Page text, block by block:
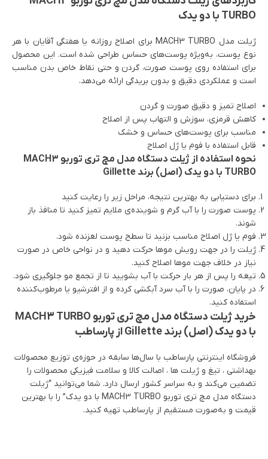
TURBO با دو یدک
ژیلت مدل MACH3 TURBO برای اصلاح روزانه یا هفتگی آقایان با هر
نوع پوست، به‌ویژه پوست‌های حساس طراحی شده است. این محصول
برای استفاده روی پوست صورت، گردن و حتی نقاط خاص بدن مناسب
است و عملکردی دقیق و بدون بریدگی ارائه می‌دهد.
اصلاح تمیز و دقیق صورت و گردن
کاهش قرمزی، سوزش و التهاب پس از اصلاح
مناسب برای پوست‌های حساس و خشک
قابل استفاده با فوم یا ژل اصلاح
نحوه استفاده از ژیلت دستگاه مدل مچ تری توربو MACH3
TURBO با دو یدک (اصل) برند Gillette
برای دستیابی به بهترین نتیجه، مراحل زیر را رعایت کنید
پوست صورت را با آب گرم و شوینده‌ی ملایم تمیز کنید تا منافذ باز
شوند.
فوم یا ژل اصلاح مناسب بزنید تا سطح پوست لغزنده شود.
ژیلت را در جهت رویش موها حرکت دهید و در نواحی خاص در صورت
نیاز در خلاف جهت موها اصلاح کنید.
تیغه را پس از هر بار حرکت با آب بشویید تا از تجمع مو جلوگیری شود.
در پایان، صورت را با آب سرد آبکشی کرده و از افترشیو یا مرطوب‌کننده
استفاده کنید.
خرید ژیلت دستگاه مدل مچ تری توربو MACH3 TURBO
با دو یدک (اصل) برند Gillette از پارساطب
فروشگاه اینترنتی پارساطب با سال‌ها سابقه در حوزه‌ی توزیع محصولات
بهداشتی ، تیغ و ژیلت ها ، اصالت کالا و سلامت فیزیکی محصولات را
تضمین می‌کند و به سراسر کشور ارسال دارد. شما می‌توانید “ژیلت
دستگاه مدل مچ تری توربو MACH3 TURBO با دو یدک” را با بهترین
قیمت و به‌صورت مستقیم از پارساطب تهیه کنید.